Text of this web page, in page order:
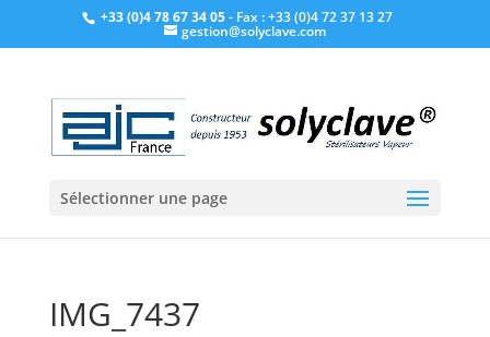
+33 (0)4 78 67 34 05- Fax : +33 (0)4 72 37 13 27
gestion@solyclave.com
Sélectionner une page
IMG_7437